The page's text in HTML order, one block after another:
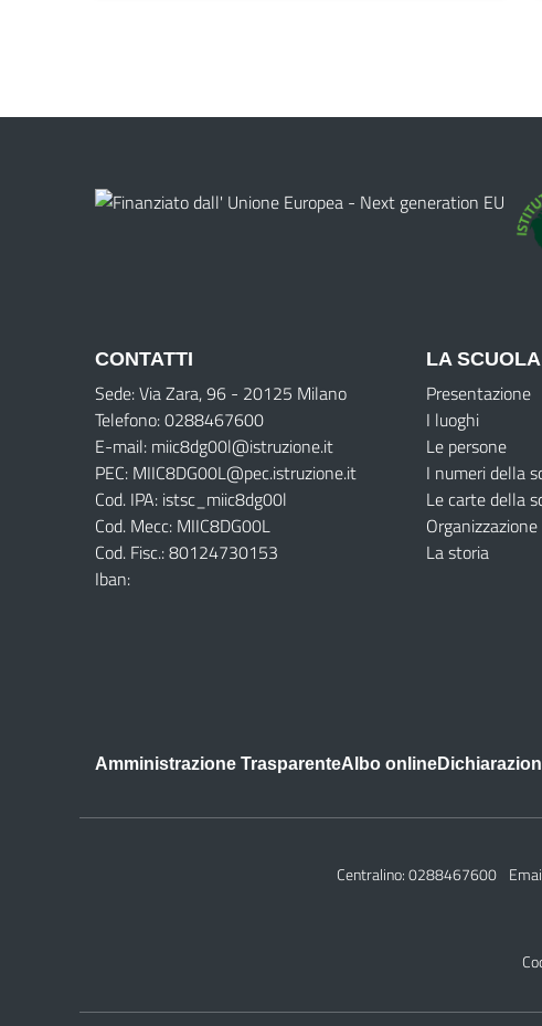
CONTATTI
Sede: Via Zara, 96 - 20125 Milano
Telefono: 0288467600
E-mail: miic8dg00l@istruzione.it
PEC: MIIC8DG00L@pec.istruzione.it
Cod. IPA: istsc_miic8dg00l
Cod. Mecc: MIIC8DG00L
Cod. Fisc.: 80124730153
Iban:
LA SCUOLA
Presentazione
I luoghi
Le persone
I numeri della
Le carte della
Organizzazione
La storia
Amministrazione TrasparenteAlbo online
Centralino:0288467600